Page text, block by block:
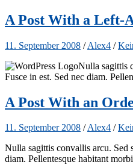
A Post With a Left-
11. September 2008 /Alex4 /
Nulla sagittis
Fusce in est. Sed nec diam.
A Post With an
11. September 2008 /Alex4 /
Nulla sagittis convallis arcu. Sed
diam. Pellentesque habitant